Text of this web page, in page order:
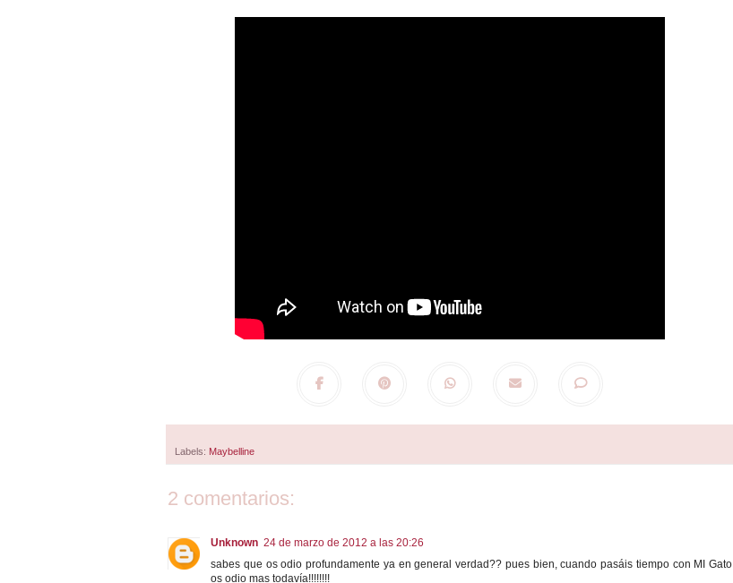
Labels: Maybelline
2 comentarios:
Unknown 24 de marzo de 2012 a las 20:26
sabes que os odio profundamente ya en general verdad?? pues bien, cuando pasáis tiempo con MI Gato
os odio mas todavía!!!!!!!!